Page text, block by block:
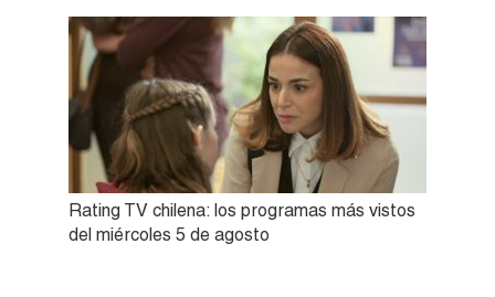
Rating TV chilena: los programas más vistos
del miércoles 5 de agosto